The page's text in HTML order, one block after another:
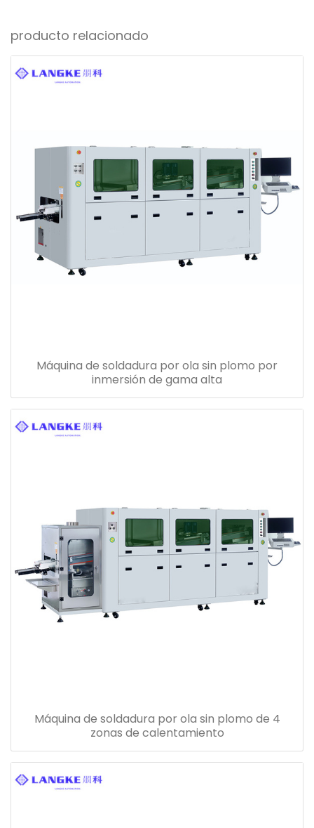
producto relacionado
Máquina de soldadura por ola sin plomo por
inmersión de gama alta
Máquina de soldadura por ola sin plomo de 4
zonas de calentamiento